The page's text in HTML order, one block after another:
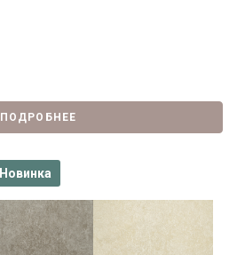
ПОДРОБНЕЕ
Новинка